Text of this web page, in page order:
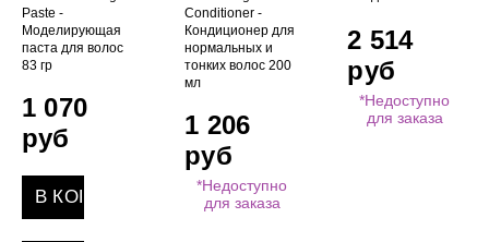
Paste -
Моделирующая
паста для волос
83 гр
1 070
руб
Conditioner -
Кондиционер для
нормальных и
тонких волос 200
мл
1 206
руб
*Недоступно
для заказа
2 514
руб
*Недоступно
для заказа